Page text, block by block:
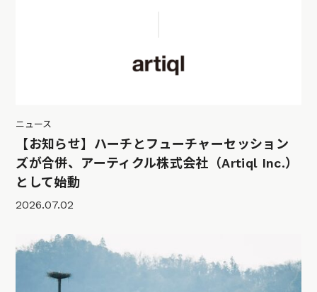
ニュース
【お知らせ】ハーチとフューチャーセッション
ズが合併、アーティクル株式会社（Artiql Inc.）
として始動
2026.07.02